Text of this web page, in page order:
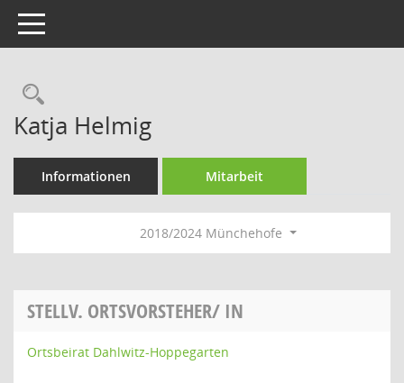
Toggle navigation
Rechercheauswahl
Katja Helmig
Informationen Mitarbeit
2018/2024 Münchehofe
STELLV. ORTSVORSTEHER/ IN
Ortsbeirat Dahlwitz-Hoppegarten